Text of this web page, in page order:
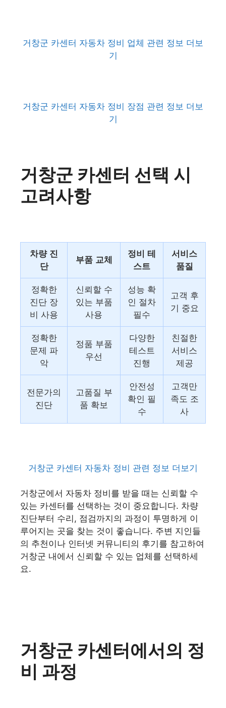
거창군 카센터 자동차 정비 업체 관련 정보 더보
기
거창군 카센터 자동차 정비 장점 관련 정보 더보
기
거창군 카센터 선택 시
고려사항
차량 진
단
부품 교체
정비 테
스트
서비스
품질
정확한
진단 장
비 사용
신뢰할 수
있는 부품
사용
성능 확
인 절차
필수
고객 후
기 중요
정확한
문제 파
악
정품 부품
우선
다양한
테스트
진행
친절한
서비스
제공
전문가의
진단
고품질 부
품 확보
안전성
확인 필
수
고객만
족도 조
사
거창군 카센터 자동차 정비 관련 정보 더보기
거창군에서 자동차 정비를 받을 때는 신뢰할 수
있는 카센터를 선택하는 것이 중요합니다. 차량
진단부터 수리, 점검까지의 과정이 투명하게 이
루어지는 곳을 찾는 것이 좋습니다. 주변 지인들
의 추천이나 인터넷 커뮤니티의 후기를 참고하여
거창군 내에서 신뢰할 수 있는 업체를 선택하세
요.
거창군 카센터에서의 정
비 과정